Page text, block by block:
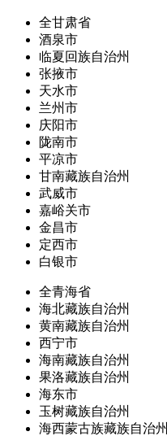
全甘肃省
酒泉市
临夏回族自治州
张掖市
天水市
兰州市
庆阳市
陇南市
平凉市
甘南藏族自治州
武威市
嘉峪关市
金昌市
定西市
白银市
全青海省
海北藏族自治州
黄南藏族自治州
西宁市
海南藏族自治州
果洛藏族自治州
海东市
玉树藏族自治州
海西蒙古族藏族自治州